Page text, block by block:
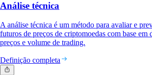
Análise técnica
A análise técnica é um método para avaliar e
futuros de preços de criptomoedas com base em
preços e volume de trading.
Definição completa